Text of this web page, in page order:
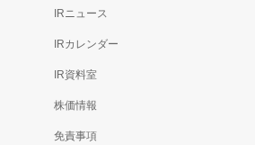
IRニュース
IRカレンダー
IR資料室
株価情報
免責事項